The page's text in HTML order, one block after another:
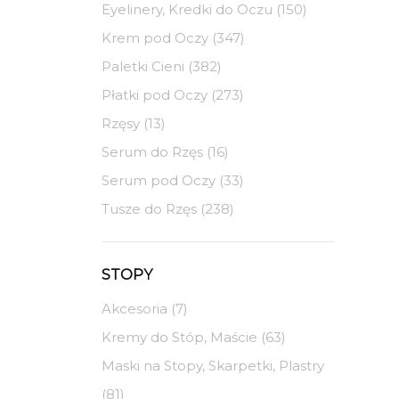
Eyelinery, Kredki do Oczu (150)
Krem pod Oczy (347)
Paletki Cieni (382)
Płatki pod Oczy (273)
Rzęsy (13)
Serum do Rzęs (16)
Serum pod Oczy (33)
Tusze do Rzęs (238)
STOPY
Akcesoria (7)
Kremy do Stóp, Maście (63)
Maski na Stopy, Skarpetki, Plastry
(81)